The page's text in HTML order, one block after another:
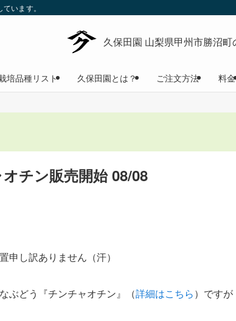
います。
培品種リスト 久保田園とは？ ご注文方法 料金
チン販売開始 08/08
申し訳ありません（汗）
ぶどう『チンチャオチン』（詳細はこちら）ですが